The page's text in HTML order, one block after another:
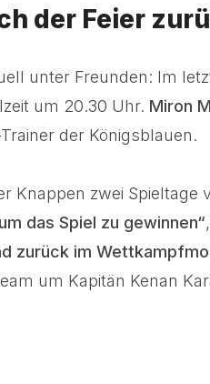
der Feier
unter Freunden: Im
um 20.30 Uhr. Miron
der Königsblauen.
Knappen zwei
das Spiel zu gewinnen“
zurück im
um Kapitän Kenan